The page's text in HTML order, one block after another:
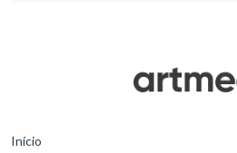
Início